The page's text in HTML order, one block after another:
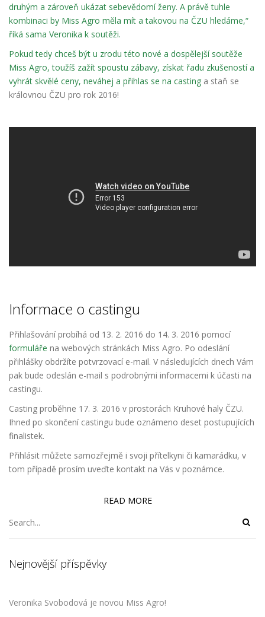
druhým a zároveň ukázat sebevědomí ženy. A právě tuhle
kombinaci by Miss Agro měla mít a takovou na ČZU hledáme,“
říká sama Veronika k soutěži.
Pokud tedy chceš být u zrodu této nové a dospělejší soutěže
Miss Agro, toužíš zažít spoustu zábavy, získat řadu zkušeností a
vyhrát skvělé ceny, neváhej a přihlas se na casting a staň se
královnou ČZU pro rok 2016!
Informace o castingu
Přihlašování probíhá od 13. 2. 2016 do 14. 3. 2016 pomocí
formuláře na webových stránkách Miss Agro. Po odeslání
přihlášky obdržíte potvrzovací e-mail. V následujících dnech Vám
pak bude odeslán e-mail s podrobnými informacemi k účasti na
castingu.
Casting proběhne 17. 3. 2016 v prostorách Kruhové haly ČZU.
Ihned po skončení castingu bude oznámeno deset postupujících
finalistek.
Přihlásit můžete samozřejmě i svoji přítelkyni či kamarádku, v
tom případě prosím uveďte kontakt na Vás v poznámce.
READ MORE
Nejnovější příspěvky
Veronika Svobodová je novou Miss Agro!